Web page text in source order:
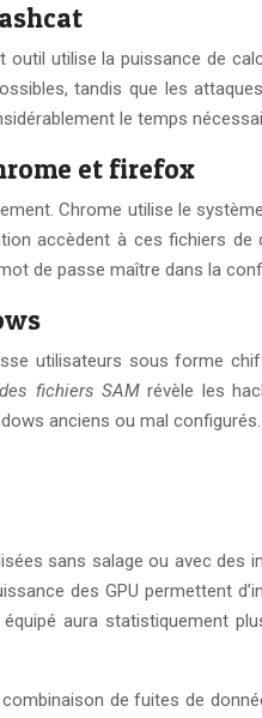
utilise la puissance de
tandis que les
le temps
et firefox
Chrome utilise le
accèdent à ces fichiers de
de passe maître dans la
utilisateurs sous forme
fichiers SAMrévèle les
anciens ou mal configurés.
sans salage ou avec des
des GPU permettent
aura statistiquement
de fuites de